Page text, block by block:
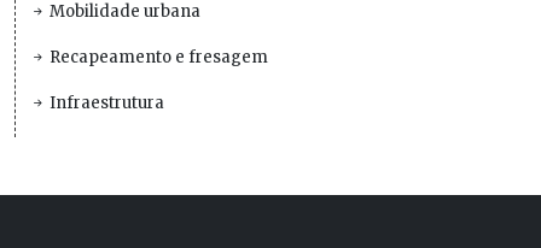
Mobilidade urbana
Recapeamento e fresagem
Infraestrutura